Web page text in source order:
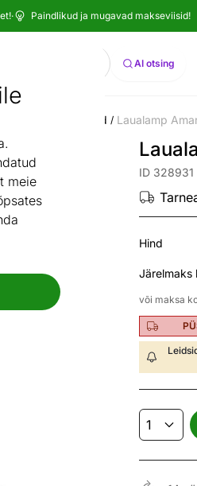
meie
· Paindlikud ja mugavad makseviisid!
Otsi AI otsing
Öökapi valgustid / Laualamp
ID 328931
Hind
Järelmaks
või maksa